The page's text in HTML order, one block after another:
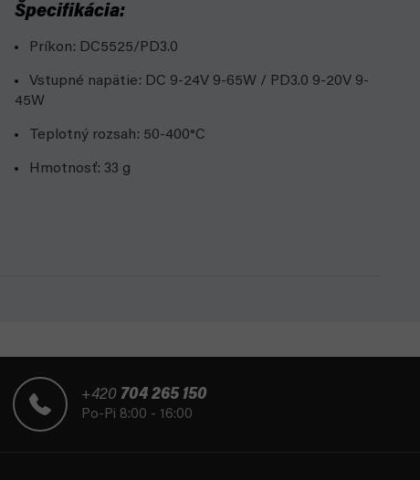
Špecifikácia:
Príkon: DC5525/PD3.0
Vstupné napätie: DC 9-24V 9-65W / PD3.0 9-20V 9-
45W
Teplotný rozsah: 50-400°C
Hmotnosť: 33 g
+420 704 265 150
Po-Pi 8:00 - 16:00